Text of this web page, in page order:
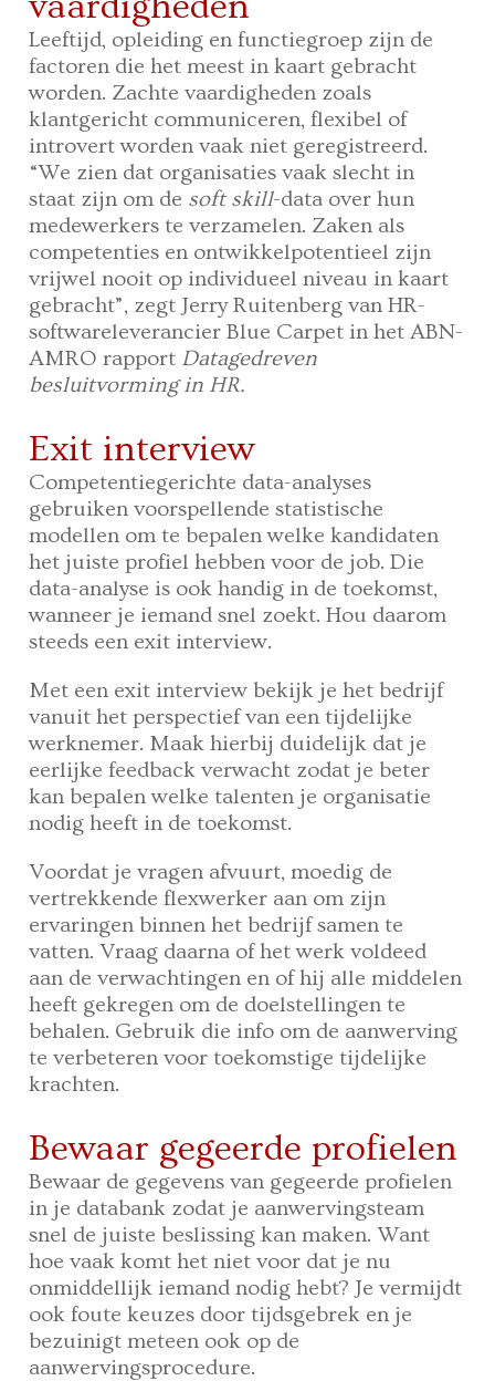
Leeftijd, opleiding en functiegroep zijn de
factoren die het meest in kaart gebracht
worden. Zachte vaardigheden zoals
klantgericht communiceren, flexibel of
introvert worden vaak niet geregistreerd.
“We zien dat organisaties vaak slecht in
staat zijn om de soft skill-data over hun
medewerkers te verzamelen. Zaken als
competenties en ontwikkelpotentieel zijn
vrijwel nooit op individueel niveau in kaart
gebracht”, zegt Jerry Ruitenberg van HR-
softwareleverancier Blue Carpet in het ABN-
AMRO rapport Datagedreven
besluitvorming in HR.
Exit interview
Competentiegerichte data-analyses
gebruiken voorspellende statistische
modellen om te bepalen welke kandidaten
het juiste profiel hebben voor de job. Die
data-analyse is ook handig in de toekomst,
wanneer je iemand snel zoekt. Hou daarom
steeds een exit interview.
Met een exit interview bekijk je het bedrijf
vanuit het perspectief van een tijdelijke
werknemer. Maak hierbij duidelijk dat je
eerlijke feedback verwacht zodat je beter
kan bepalen welke talenten je organisatie
nodig heeft in de toekomst.
Voordat je vragen afvuurt, moedig de
vertrekkende flexwerker aan om zijn
ervaringen binnen het bedrijf samen te
vatten. Vraag daarna of het werk voldeed
aan de verwachtingen en of hij alle middelen
heeft gekregen om de doelstellingen te
behalen. Gebruik die info om de aanwerving
te verbeteren voor toekomstige tijdelijke
krachten.
Bewaar gegeerde profielen
Bewaar de gegevens van gegeerde profielen
in je databank zodat je aanwervingsteam
snel de juiste beslissing kan maken. Want
hoe vaak komt het niet voor dat je nu
onmiddellijk iemand nodig hebt? Je vermijdt
ook foute keuzes door tijdsgebrek en je
bezuinigt meteen ook op de
aanwervingsprocedure.